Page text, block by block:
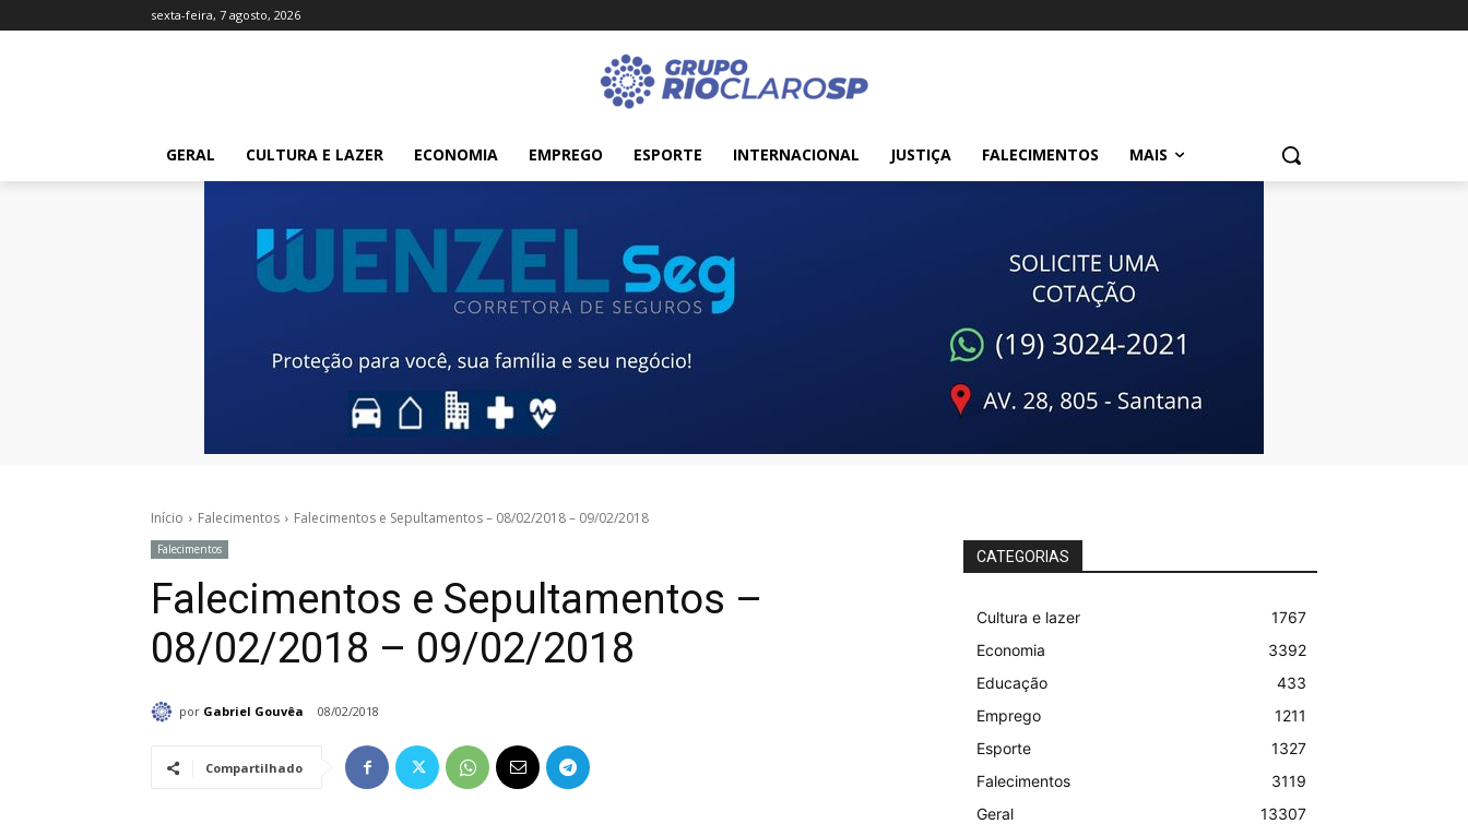
sexta-feira, 7 agosto, 2026
GERAL CULTURA E LAZER ECONOMIA EMPREGO ESPORTE INTERNACIONAL JUSTIÇA FALECIMENTOS MAIS
Início Falecimentos Falecimentos e Sepultamentos – 08/02/2018 – 09/02/2018
Falecimentos
Falecimentos e Sepultamentos –
08/02/2018 – 09/02/2018
por Gabriel Gouvêa 08/02/2018
Compartilhado
CATEGORIAS
Cultura e lazer
1767
Economia
3392
Educação
433
Emprego
1211
Esporte
1327
Falecimentos
3119
Geral
13307